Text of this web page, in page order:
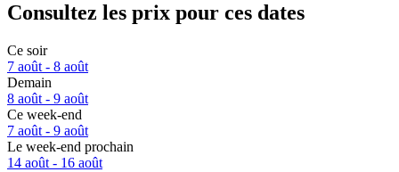
Consultez les prix pour ces dates
Ce soir
7 août - 8 août
Demain
8 août - 9 août
Ce week-end
7 août - 9 août
Le week-end prochain
14 août - 16 août